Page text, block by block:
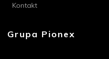
Kontakt
Grupa Pionex